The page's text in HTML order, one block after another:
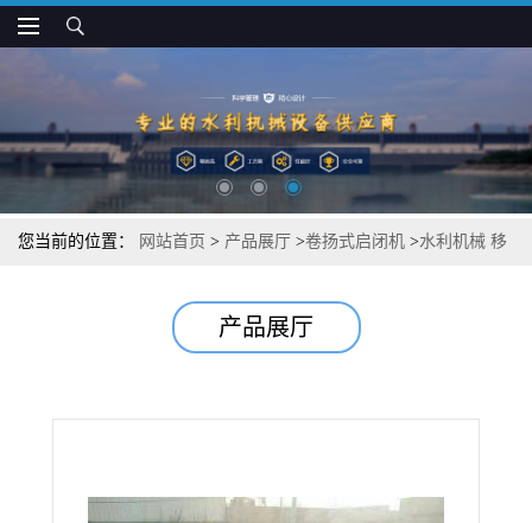
您当前的位置： 网站首页 > 产品展厅 >卷扬式启闭机 >水利机械 移
产品展厅